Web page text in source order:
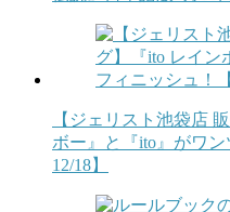
【ジェリスト池袋店
ボー』と『ito』がワ
12/18】